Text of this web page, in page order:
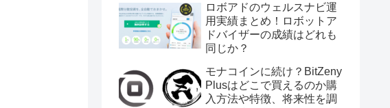
ロボアドのウェルスナビ運
用実績まとめ！ロボットア
ドバイザーの成績はどれも
同じか？
モナコインに続け？BitZeny
Plusはどこで買えるのか購
入方法や特徴、将来性を調